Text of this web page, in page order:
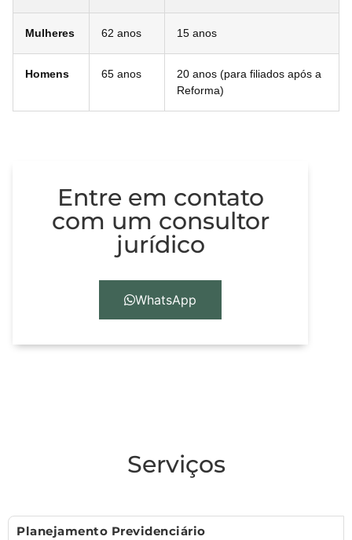
Entre em contato
com um consultor
jurídico
WhatsApp
Mulheres 62 anos 15 anos
Homens 65 anos
20 anos (para filiados após a
Reforma)
Serviços
Planejamento Previdenciário